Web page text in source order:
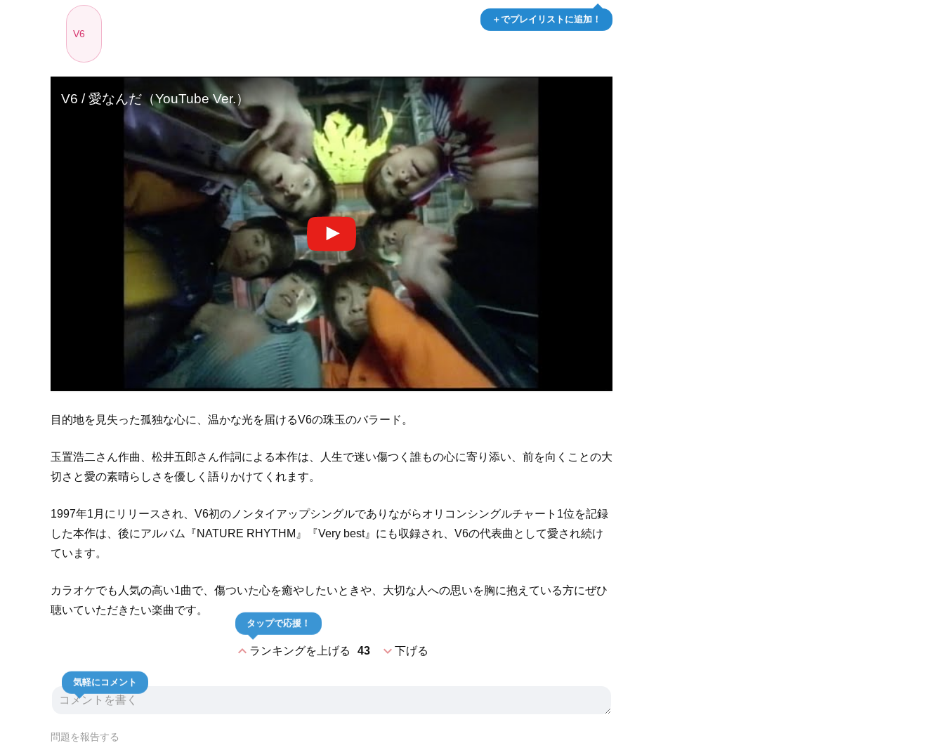
＋でプレイリストに追加！
V6
V6 / 愛なんだ（YouTube Ver.）
目的地を見失った孤独な心に、温かな光を届けるV6の珠玉のバラード。
玉置浩二さん作曲、松井五郎さん作詞による本作は、人生で迷い傷つく誰もの心に寄り添い、前を向くことの大
切さと愛の素晴らしさを優しく語りかけてくれます。
1997年1月にリリースされ、V6初のノンタイアップシングルでありながらオリコンシングルチャート1位を記録
した本作は、後にアルバム『NATURE RHYTHM』『Very best』にも収録され、V6の代表曲として愛され続け
ています。
カラオケでも人気の高い1曲で、傷ついた心を癒やしたいときや、大切な人への思いを胸に抱えている方にぜひ
聴いていただきたい楽曲です。
expand_lessランキングを上げる 43
タップで応援！
expand_more下げる
気軽にコメント
問題を報告する